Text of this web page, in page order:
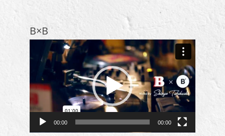
B×B
ー
ヤ
ー
00:00 00:00